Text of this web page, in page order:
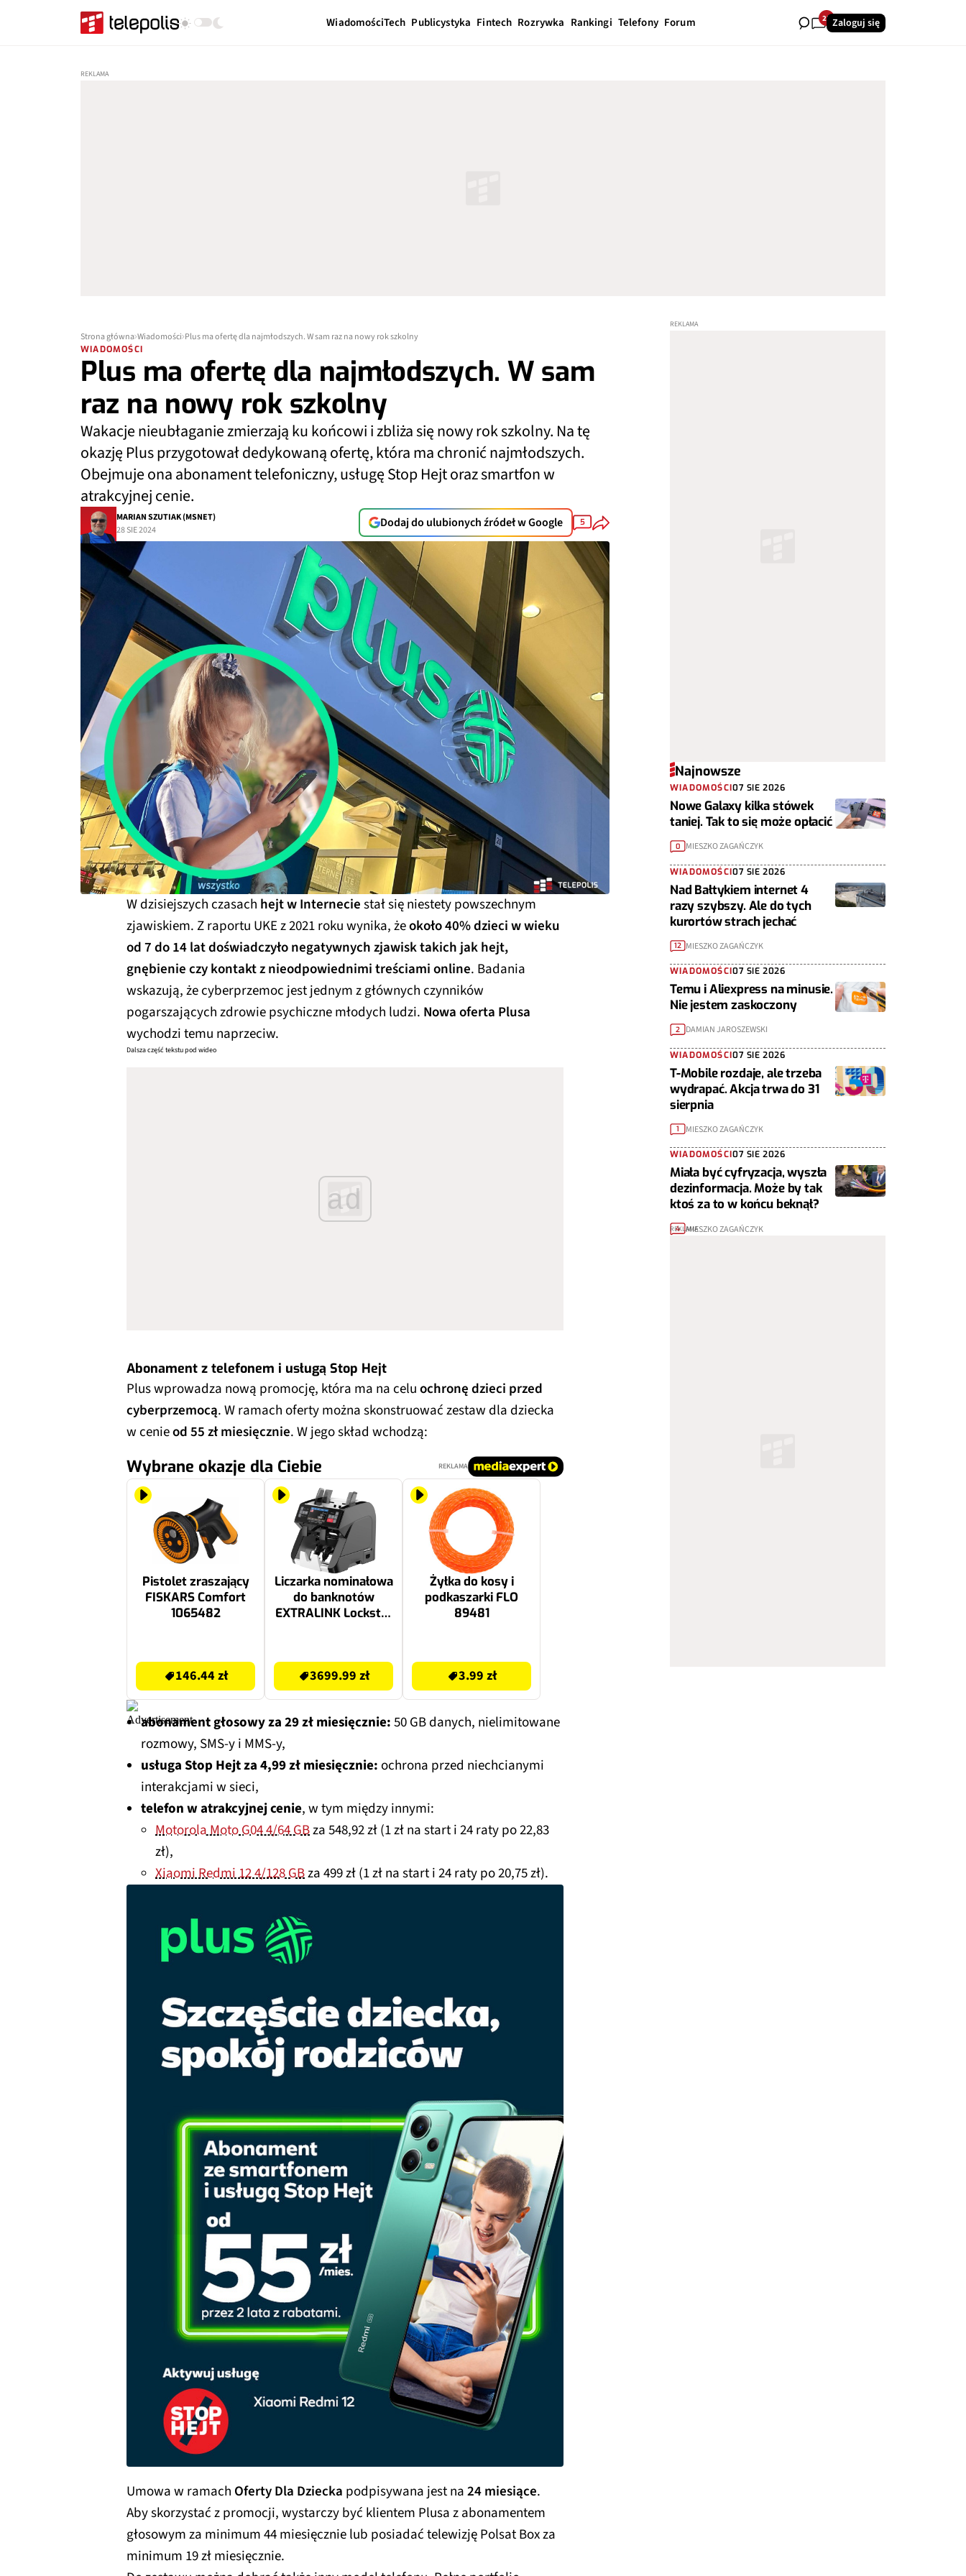
WiadomościTech Publicystyka Fintech Rozrywka Rankingi Telefony Forum 22Zaloguj się
Strona główna Wiadomości Plus ma ofertę dla najmłodszych. W sam raz na nowy rok szkolny
WIADOMOŚCI
Plus ma ofertę dla najmłodszych. W sam
raz na nowy rok szkolny
Wakacje nieubłaganie zmierzają ku końcowi i zbliża się nowy rok szkolny. Na tę
okazję Plus przygotował dedykowaną ofertę, która ma chronić najmłodszych.
Obejmuje ona abonament telefoniczny, usługę Stop Hejt oraz smartfon w
atrakcyjnej cenie.
MARIAN SZUTIAK (MSNET)
28 SIE 2024
Dodaj do ulubionych źródeł w Google 5
W dzisiejszych czasach hejt w Interneciestał się niestety powszechnym
zjawiskiem. Z raportu UKE z 2021 roku wynika, żeokoło 40% dzieci w wieku
od 7 do 14 lat doświadczyło negatywnych zjawisk takich jak hejt,
gnębienie czy kontakt z nieodpowiednimi treściami online. Badania
wskazują, że cyberprzemoc jest jednym z głównych czynników
pogarszających zdrowie psychiczne młodych ludzi. Nowa oferta Plusa
wychodzi temu naprzeciw.
Dalsza część tekstu pod wideo
ad
Abonament z telefonem i usługą Stop Hejt
Plus wprowadza nową promocję, która ma na celuochronę dzieci przed
cyberprzemocą. W ramach oferty można skonstruować zestaw dla dziecka
w cenieod 55 zł miesięcznie. W jego skład wchodzą:
Wybrane okazje dla Ciebie REKLAMA
Pistolet zraszający
FISKARS Comfort
1065482
146.44 zł
Liczarka nominałowa
do banknotów
EXTRALINK Lockstar
3699.99 zł
Żyłka do kosy i
podkaszarki FLO
89481
3.99 zł
abonament głosowy za 29 zł miesięcznie:50 GB danych, nielimitowane
rozmowy, SMS-y i MMS-y,
usługa Stop Hejt za 4,99 zł miesięcznie:ochrona przed niechcianymi
interakcjami w sieci,
telefon w atrakcyjnej cenie, w tym między innymi:
Motorola Moto G04 4/64 GBza 548,92 zł (1 zł na start i 24 raty po 22,83
zł),
Xiaomi Redmi 12 4/128 GBza 499 zł (1 zł na start i 24 raty po 20,75 zł).
Umowa w ramach Oferty Dla Dziecka podpisywana jest na24 miesiące.
Aby skorzystać z promocji, wystarczy być klientem Plusa z abonamentem
głosowym za minimum 44 miesięcznie lub posiadać telewizję Polsat Box za
minimum 19 zł miesięcznie.
Najnowsze
WIADOMOŚCI07 SIE 2026
Nowe Galaxy kilka stówek
taniej. Tak to się może opłacić
0 MIESZKO ZAGAŃCZYK
WIADOMOŚCI07 SIE 2026
Nad Bałtykiem internet 4
razy szybszy. Ale do tych
kurortów strach jechać
12 MIESZKO ZAGAŃCZYK
WIADOMOŚCI07 SIE 2026
Temu i Aliexpress na minusie.
Nie jestem zaskoczony
2 DAMIAN JAROSZEWSKI
WIADOMOŚCI07 SIE 2026
T-Mobile rozdaje, ale trzeba
wydrapać. Akcja trwa do 31
sierpnia
1 MIESZKO ZAGAŃCZYK
WIADOMOŚCI07 SIE 2026
Miała być cyfryzacja, wyszła
dezinformacja. Może by tak
ktoś za to w końcu beknął?
4 MIESZKO ZAGAŃCZYK